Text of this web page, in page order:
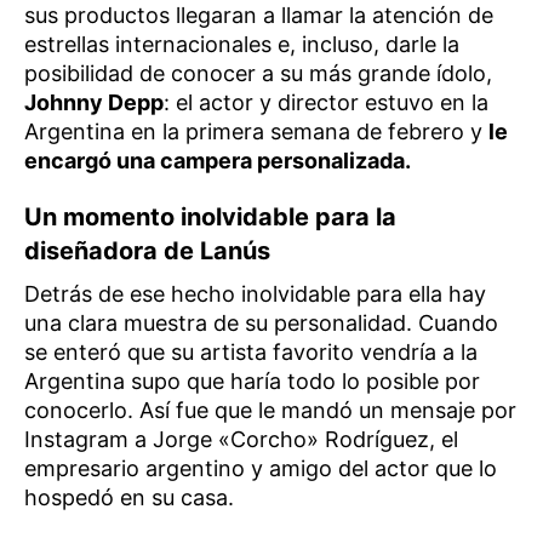
sus productos llegaran a llamar la atención de
estrellas internacionales e, incluso, darle la
posibilidad de conocer a su más grande ídolo,
Johnny Depp: el actor y director estuvo en la
Argentina en la primera semana de febrero y le
encargó una campera personalizada.
Un momento inolvidable para la
diseñadora de Lanús
Detrás de ese hecho inolvidable para ella hay
una clara muestra de su personalidad. Cuando
se enteró que su artista favorito vendría a la
Argentina supo que haría todo lo posible por
conocerlo. Así fue que le mandó un mensaje por
Instagram a Jorge «Corcho» Rodríguez, el
empresario argentino y amigo del actor que lo
hospedó en su casa.